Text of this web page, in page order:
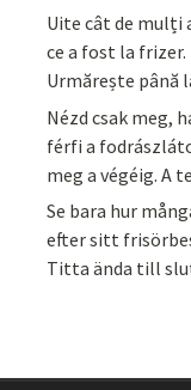
Uite cât de mulți
ce a fost la
Urmărește până
Nézd csak meg,
férfi a
meg a végéig. A
Se bara hur
efter sitt
Titta ända till